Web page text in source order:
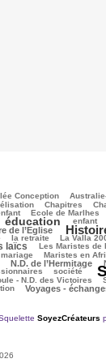
Conception
Chapitres
Ecole de Marlhes
éducation enfant
de l’Eglise
la retraite La Valla
laïcs Les Maristes de
mariage Maristes en
N.D. de l’Hermitage
société
- N.D. des Victoires
Voyages -
SoyezCréateurs